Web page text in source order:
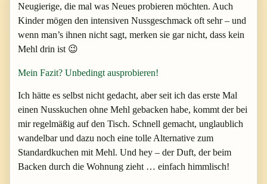
Neugierige, die mal was Neues probieren möchten. Auch
Kinder mögen den intensiven Nussgeschmack oft sehr – und
wenn man’s ihnen nicht sagt, merken sie gar nicht, dass kein
Mehl drin ist 😉
Mein Fazit? Unbedingt ausprobieren!
Ich hätte es selbst nicht gedacht, aber seit ich das erste Mal
einen Nusskuchen ohne Mehl gebacken habe, kommt der bei
mir regelmäßig auf den Tisch. Schnell gemacht, unglaublich
wandelbar und dazu noch eine tolle Alternative zum
Standardkuchen mit Mehl. Und hey – der Duft, der beim
Backen durch die Wohnung zieht … einfach himmlisch!